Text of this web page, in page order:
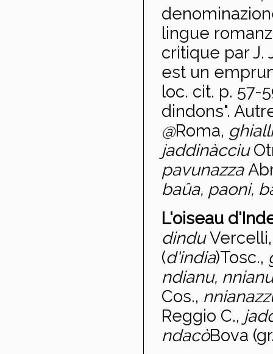
lingue
critique par J.
est un
loc. cit. p. 57-
dindons".
@Roma,
jaddinàcciu
pavunazza
baûa, paoni,
L'oiseau
dindu
(d'india)Tosc.,
ndianu,
Cos.,
Reggio C.,
ndacòBova